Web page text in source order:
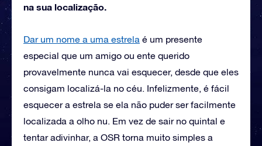
na sua localização.
Dar um nome a uma estrela é um presente
especial que um amigo ou ente querido
provavelmente nunca vai esquecer, desde que eles
consigam localizá-la no céu. Infelizmente, é fácil
esquecer a estrela se ela não puder ser facilmente
localizada a olho nu. Em vez de sair no quintal e
tentar adivinhar, a OSR torna muito simples a